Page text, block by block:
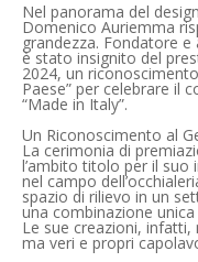
Nel panorama del
Domenico Auriemma
grandezza. Fondatore
è stato insignito del
2024, un
Paese” per celebrare il
“Made in Italy”.
Un Riconoscimento al
La cerimonia di
l’ambito titolo per il suo
nel campo
spazio di rilievo in un
una combinazione
Le sue creazioni,
ma veri e propri